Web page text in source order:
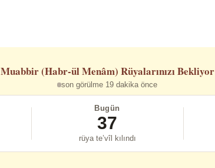
Muabbir (Habr-ül Menâm) Rüyalarınızı Bekliyor
son görülme 19 dakika önce
Bugün
37
rüya te’vîl kılındı